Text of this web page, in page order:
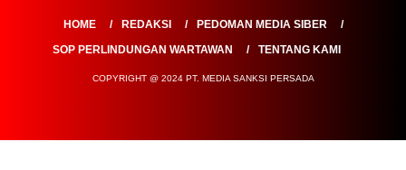
HOME REDAKSI
PEDOMAN MEDIA SIBER
SOP PERLINDUNGAN WARTAWAN
TENTANG KAMI